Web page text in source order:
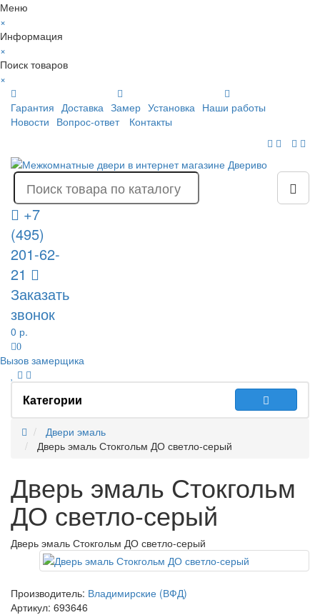
Меню
×
Информация
×
Поиск товаров
×
Гарантия Доставка Замер Установка Наши работы
Новости Вопрос-ответ Контакты
+7
(495)
201-62-
21
Заказать
звонок
0 р.
0
Вызов замерщика
Категории
Двери эмаль
Дверь эмаль Стокгольм ДО светло-серый
Дверь эмаль Стокгольм
ДО светло-серый
Дверь эмаль Стокгольм ДО светло-серый
Производитель: Владимирские (ВФД)
Артикул: 693646